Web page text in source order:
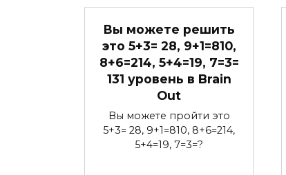
Вы можете решить
это 5+3= 28, 9+1=810,
8+6=214, 5+4=19, 7=3=
131 уровень в Brain
Out
Вы можете пройти это
5+3= 28, 9+1=810, 8+6=214,
5+4=19, 7=3=?